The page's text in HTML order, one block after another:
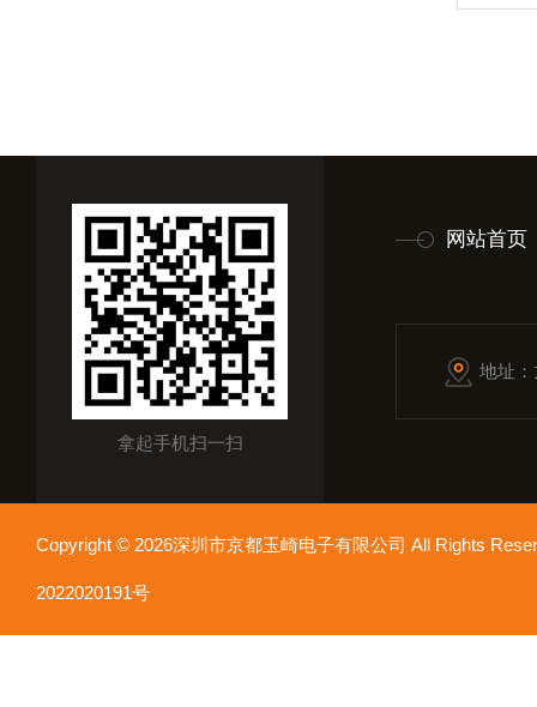
拿起手机扫一扫
网站首页
地址
Copyright © 2026深圳市京都玉崎电子有限公司 All Rights
2022020191号